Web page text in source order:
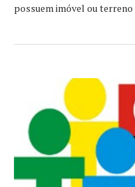
possuem imóvel ou terreno